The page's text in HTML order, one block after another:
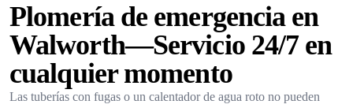
Plomería de emergencia en
Walworth—Servicio 24/7 en
cualquier momento
Las tuberías con fugas o un calentador de agua roto no pueden